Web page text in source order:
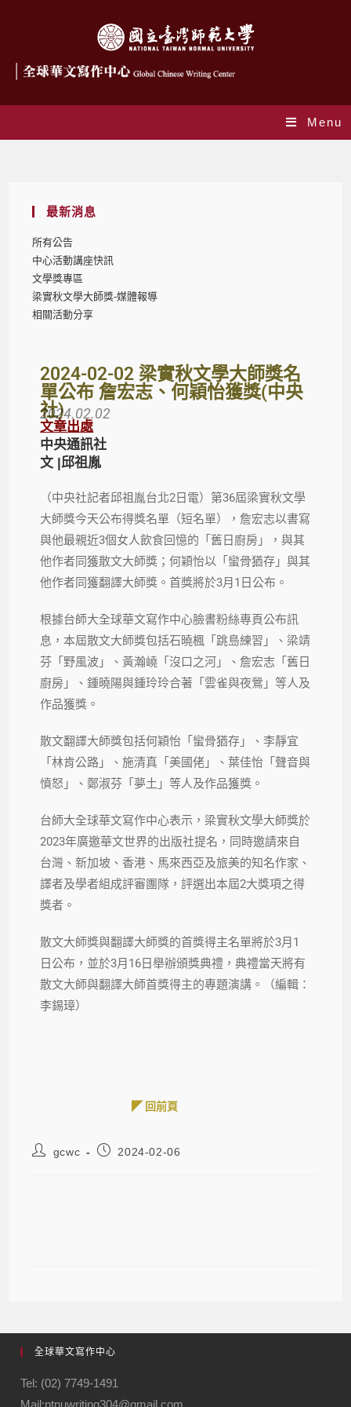
Menu
最新消息
所有公告
中心活動講座快訊
文學獎專區
梁實秋文學大師獎-媒體報導
相關活動分享
2024-02-02 梁實秋文學大師獎名
單公布 詹宏志、何穎怡獲獎(中央
社)
2024.02.02
文章出處
中央通訊社
文 |邱祖胤
（中央社記者邱祖胤台北2日電）第36屆梁實秋文學
大師獎今天公布得獎名單（短名單），詹宏志以書寫
與他最親近3個女人飲食回憶的「舊日廚房」，與其
他作者同獲散文大師獎；何穎怡以「蠻骨猶存」與其
他作者同獲翻譯大師獎。首獎將於3月1日公布。
根據台師大全球華文寫作中心臉書粉絲專頁公布訊
息，本屆散文大師獎包括石曉楓「跳島練習」、梁靖
芬「野風波」、黃瀚嶢「沒口之河」、詹宏志「舊日
廚房」、鍾曉陽與鍾玲玲合著「雲雀與夜鶯」等人及
作品獲獎。
散文翻譯大師獎包括何穎怡「蠻骨猶存」、李靜宜
「林肯公路」、施清真「美國佬」、葉佳怡「聲音與
憤怒」、鄭淑芬「夢土」等人及作品獲獎。
台師大全球華文寫作中心表示，梁實秋文學大師獎於
2023年廣邀華文世界的出版社提名，同時邀請來自
台灣、新加坡、香港、馬來西亞及旅美的知名作家、
譯者及學者組成評審團隊，評選出本屆2大獎項之得
獎者。
散文大師獎與翻譯大師獎的首獎得主名單將於3月1
日公布，並於3月16日舉辦頒獎典禮，典禮當天將有
散文大師與翻譯大師首獎得主的專題演講。（編輯：
李錫璋）
◤ 回前頁
gcwc 2024-02-06
全球華文寫作中心
Tel: (02) 7749-1491
Mail:ntnuwriting304@gmail.com